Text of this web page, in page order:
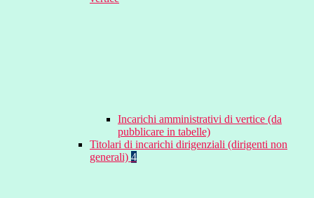
Incarichi amministrativi di vertice (da
pubblicare in tabelle)
Titolari di incarichi dirigenziali (dirigenti non
generali) 4